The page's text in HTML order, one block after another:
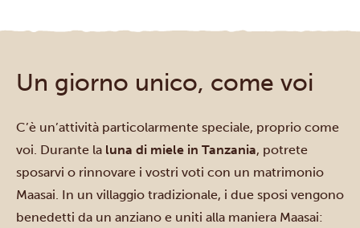
Un giorno unico, come voi
C’è un’attività particolarmente speciale, proprio come
voi. Durante la luna di miele in Tanzania, potrete
sposarvi o rinnovare i vostri voti con un matrimonio
Maasai. In un villaggio tradizionale, i due sposi vengono
benedetti da un anziano e uniti alla maniera Maasai: